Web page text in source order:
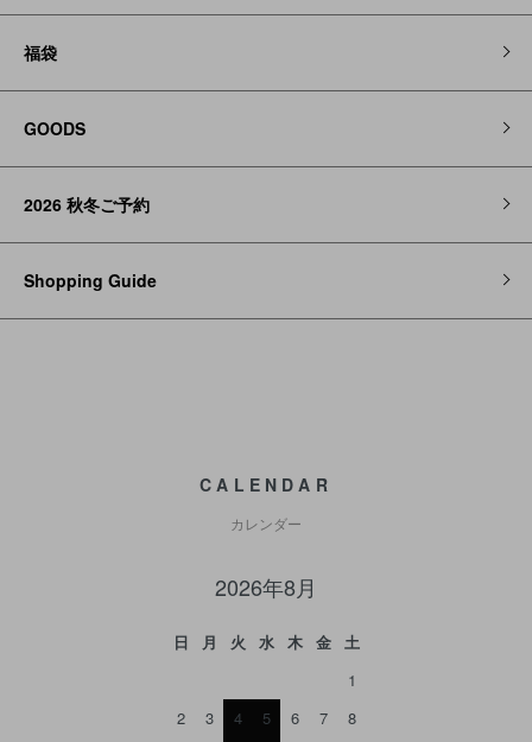
福袋
GOODS
2026 秋冬ご予約
Shopping Guide
CALENDAR
カレンダー
2026年8月
日 月 火 水 木 金
土
1
2
3 4 5 6 7
8